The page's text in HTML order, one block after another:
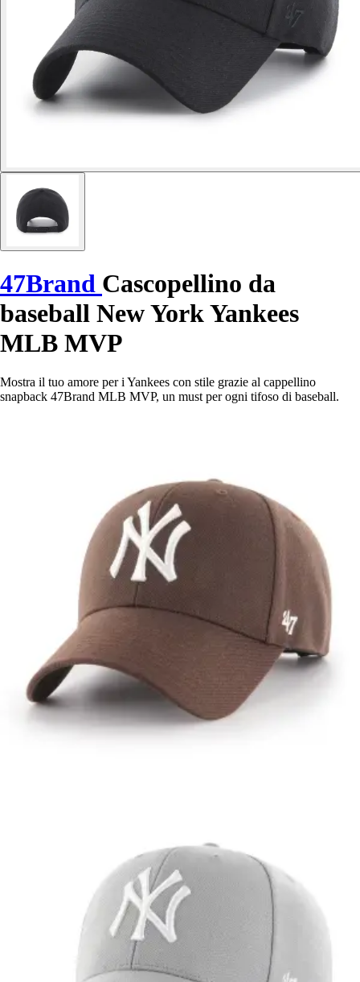
47Brand Cascopellino da
baseball New York Yankees
MLB MVP
Mostra il tuo amore per i Yankees con stile grazie al cappellino
snapback 47Brand MLB MVP, un must per ogni tifoso di baseball.